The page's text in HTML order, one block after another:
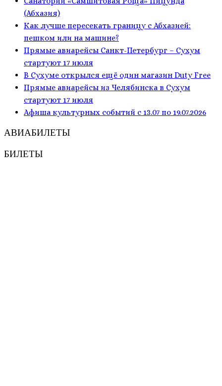
(Абхазия)
Как лучше пересекать границу с Абхазией:
пешком или на машине?
Прямые авиарейсы Санкт-Петербург – Сухум
стартуют 17 июля
В Сухуме открылся ещё один магазин Duty Free
Прямые авиарейсы из Челябинска в Сухум
стартуют 17 июля
Афиша культурных событий с 13.07 по 19.07.2026
АВИАБИЛЕТЫ
БИЛЕТЫ